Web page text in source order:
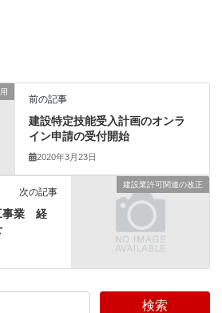
前の記事
建設特定技能受入計画のオンラ
イン申請の受付開始
2020年3月23日
建設業許可関連の改正
次の記事
事業 経
検索